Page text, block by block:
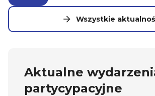
Wszystkie
Aktualne
partycypacyjne